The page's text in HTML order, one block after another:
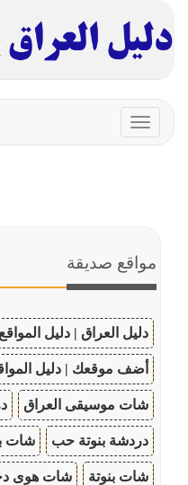
Toggle
navigation
مواقع صديقة
دليل العراق | دليل المواقع
أضف موقعك | دليل
شات موسيقى العراق
دردشة بنوتة حب شات
شات بنوتة شات هوى